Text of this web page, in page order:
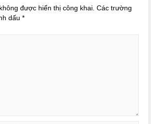
được hiển thị công khai. Các trường
dấu*